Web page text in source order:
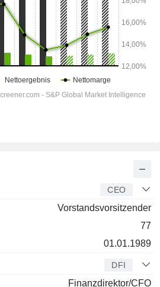
CEO
Vorstandsvorsitzender
77
01.01.1989
DFI
Finanzdirektor/CFO